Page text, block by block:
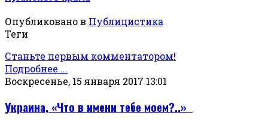
Опубликовано в Публицистика
Теги
Станьте первым комментатором!
Подробнее ...
Воскресенье, 15 января 2017 13:01
Украина, «Что в имени тебе моем?..»